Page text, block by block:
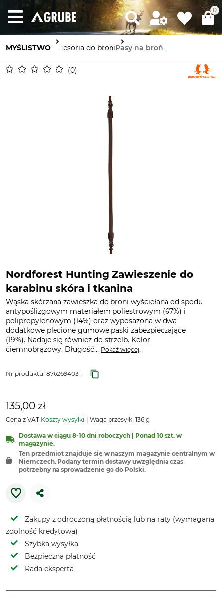
0
MYŚLISTWO Akcesoria do broniPasy na broń
0
Nordforest Hunting Zawieszenie do
karabinu skóra i tkanina
Wąska skórzana zawieszka do broni wyściełana od spodu
antypoślizgowym materiałem poliestrowym (67%) i
polipropylenowym (14%) oraz wyposażona w dwa
dodatkowe plecione gumowe paski zabezpieczające
(19%). Nadaje się również do strzelb. Kolor
ciemnobrązowy. Długość... Pokaż więcej.
Nr produktu: 8762694031
135,00 zł
Cena z VAT Koszty wysyłki Waga przesyłki 136 g
Dostawa w ciągu 8-10 dni roboczych | Ponad 10 szt. w
magazynie.
Ten przedmiot znajduje się w naszym magazynie centralnym w
Niemczech. Podany termin dostawy uwzględnia czas
potrzebny na sprowadzenie go do Polski.
Zakupy z odroczoną płatnością lub na raty (wymagana
zdolność kredytowa)
Szybka wysyłka
Bezpieczna płatność
Rada eksperta